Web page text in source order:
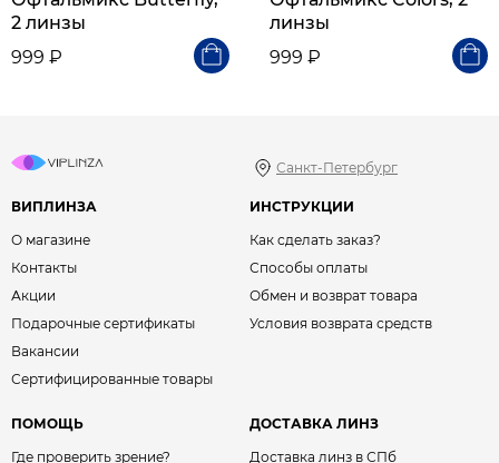
2 линзы
999 ₽
линзы
999 ₽
Санкт-Петербург
ВИПЛИНЗА
О магазине
Контакты
Акции
Подарочные сертификаты
Вакансии
Сертифицированные товары
ИНСТРУКЦИИ
Как сделать заказ?
Способы оплаты
Обмен и возврат товара
Условия возврата средств
ПОМОЩЬ
Где проверить зрение?
ДОСТАВКА ЛИНЗ
Доставка линз в СПб